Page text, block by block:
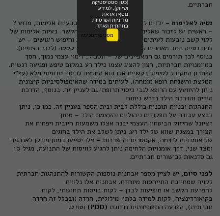
מסכים/מסכימה
(כגון סטטיסטיקה
ושיווק). למידע
נוסף ראו את
מדיניות הפרטיות
בתחתית האתר.
חברתיים.
נטיה לאלימות - ילדים לקוי קשב מסתבכים יותר בבעיות אלימות, מדוע ?
– ראשית יש לזכור שאלימות היא שפה שנלמדת בהקשר. בעיות אלימות של
לקוי קשב נובעות לעיתים מסקרנות, אימפולסיביות וחיפוש ריגושים – יש
להם נטייה יותר מאחרים להגיע למקום בו מתרחשת קטטה (לרוב כצופים).
בנוסף לכך תורמים גם המאפיינים של – תסכול, דימוי עצמי נמוך, חסך
במיומנויות חברתיות, רצון להציג עצמו כילד רע במקום טיפש ופגיעה רגשית.
הפתרון המקובל לטיפול בקשיים אלו הוא המלצה לכיסוי תרופתי מלא (עפ"י
המלצת והשגחת רופא מומחה), לעיתים במידה שהאימפולסיביות קיצונית
ניתן להיוועץ עם הרופא לגבי כיסוי תרופתי גם לעניין זה. בנוסף, הדרכת
הורים והדרכת הילד נדרש ניתוח
התנהגות ובניית תוכנית כוללת לבית ובית הספר בעניין זה. כמו כן, ניתן
לבצע עבודה על תפקודים ניהוליים והעצמת הילד – מתוך
רציונל שחיזוק הביטחון העצמי יבנה אצלו משמעות חיובית ויפחית את
הצורך במצגת שווא של ילד רע. ניתן לשלב את הילד בחוגים
של אומנויות לחימה, אקסטרים והישרדות – אלו יסייעו במתן פורקן לאנרגיה
ומצד שני, דרך אומנויות הלחימה ניתן להגיע לוויסות של התנועה, מגיל 10
גם סדנאות לכישורים חברתיים.
לפני סיום, יש לציין מספר אבחנות נוספות הקשורות להתנהגות חברתית
לקויה שמחייבת התייחסות מיוחדת. אבחנות אלו נלווית
להפרעת הקשב או מופיעות לבדן – לקות בויסות תחושתי, לקות
בקואורדינציה, לקות למידה בלתי-מילולית, חרדה (ובכלל זה חרדה
חברתית), הפרעה התפתחותית נרחבת (PDD)
וטורט.